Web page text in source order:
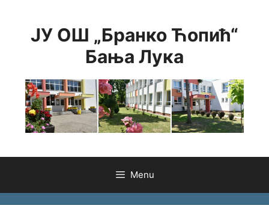
contentЈУ ОШ „Бранко Ћопић“
Бања Лука
Menu